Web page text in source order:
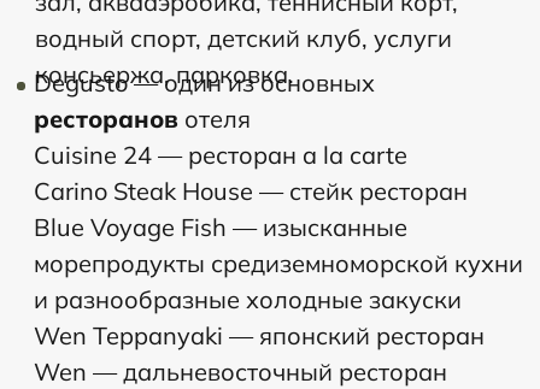
НЕ
ЧТОБЫ ПУТЕШЕСТВОВАТЬ
Если у вас остались вопросы, то свяжитесь
с нами и мы обязательно поможем вам
и предоставим более подробную
информацию!
+7